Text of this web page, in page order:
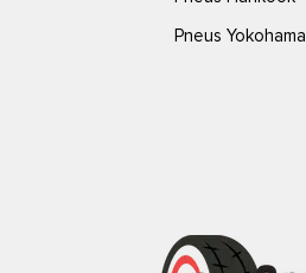
Pneus Yokohama